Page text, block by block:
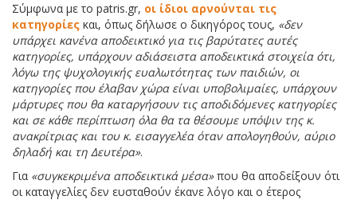
Σύμφωνα με το patris.gr, οι ίδιοι αρνούνται τις
κατηγορίες και, όπως δήλωσε ο δικηγόρος τους, «δεν
υπάρχει κανένα αποδεικτικό για τις βαρύτατες αυτές
κατηγορίες, υπάρχουν αδιάσειστα αποδεικτικά στοιχεία ότι,
λόγω της ψυχολογικής ευαλωτότητας των παιδιών, οι
κατηγορίες που έλαβαν χώρα είναι υποβολιμαίες, υπάρχουν
μάρτυρες που θα καταργήσουν τις αποδιδόμενες κατηγορίες
και σε κάθε περίπτωση όλα θα τα θέσουμε υπόψιν της κ.
ανακρίτριας και του κ. εισαγγελέα όταν απολογηθούν, αύριο
δηλαδή και τη Δευτέρα».
Για «συγκεκριμένα αποδεικτικά μέσα»που θα αποδείξουν ότι
οι καταγγελίες δεν ευσταθούν έκανε λόγο και ο έτερος